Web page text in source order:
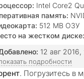
Intel Core2
память:
512 MB ОЗУ
на жестком диске:
12 авг 2016,
подробности
. Погрузитесь в